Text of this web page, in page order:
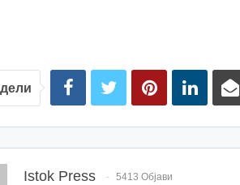
Istok Press 5413 Објави